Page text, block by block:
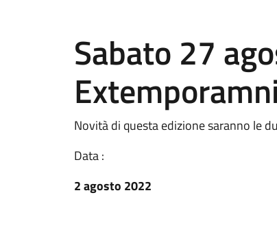
Sabato 27
Novità di questa edizione saranno le
Data :
2 agosto 2022